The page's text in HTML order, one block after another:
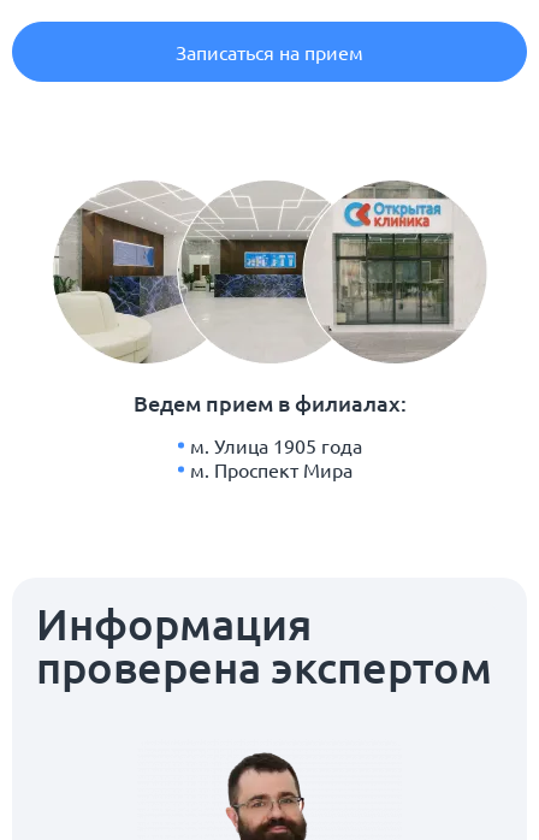
Ведем прием в филиалах:
м. Улица 1905 года
м. Проспект Мира
Записаться на прием
Информация
проверена экспертом